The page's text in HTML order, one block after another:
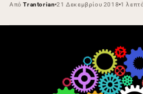
ΑπόTrantorian 21 Δεκεμβρίου 2018 1